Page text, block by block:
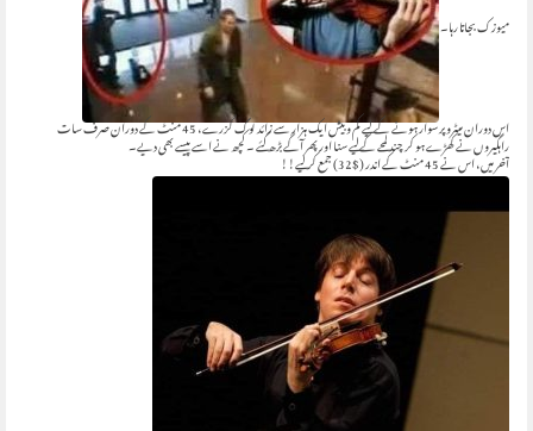
میوزک بجاتا رہا۔
اس دوران میٹرو پر سوار ہونے کے لیے کم و بیش ایک ہزار سے زائد لوگ گزرے، 45 منٹ کے دوران صرف سات‏راہگیروں نے کھڑے ہو کر چند لمحے کےلیے سنا اور پھر آگے بڑھ گئے ۔ کچھ نے اسے پیسے بھی دیے۔
آخر میں، اس نے 45 منٹ کے اندر ($32) جمع کر لیے!!